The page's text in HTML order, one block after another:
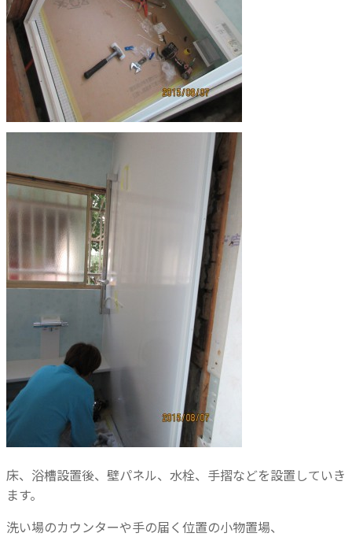
床、浴槽設置後、壁パネル、水栓、手摺などを設置していき
ます。
洗い場のカウンターや手の届く位置の小物置場、